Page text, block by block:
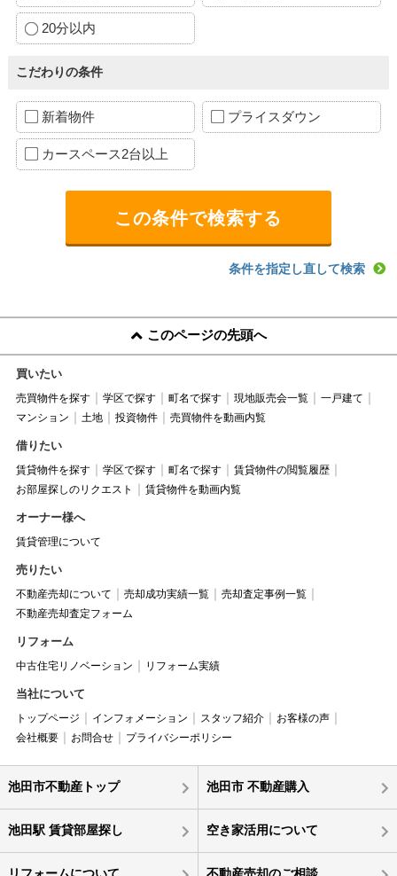
20分以内
こだわりの条件
新着物件 プライスダウン
カースペース2台以上
条件を指定し直して検索
このページの先頭へ
買いたい
売買物件を探す 学区で探す 町名で探す 現地販売会一覧
一戸建て
マンション
土地 投資物件 売買物件を動画内覧
借りたい
賃貸物件を探す 学区で探す 町名で探す
賃貸物件の閲覧履歴
お部屋探しのリクエスト
賃貸物件を動画内覧
オーナー様へ
賃貸管理について
売りたい
不動産売却について 売却成功実績一覧
売却査定事例一覧
不動産売却査定フォーム
リフォーム
中古住宅リノベーション リフォーム実績
当社について
トップページ インフォメーション スタッフ紹介
お客様の声
会社概要
お問合せ プライバシーポリシー
池田市不動産トップ 池田市 不動産購入
池田駅 賃貸部屋探し 空き家活用について